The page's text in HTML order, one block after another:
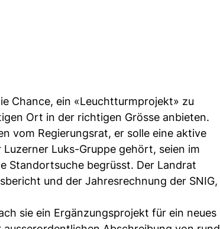
Chance, ein «Leuchtturmprojekt» zu
Ort in der richtigen Grösse anbieten.
vom Regierungsrat, er solle eine aktive
Luks-Gruppe gehört, seien im
Standortsuche begrüsst. Der Landrat
und der Jahresrechnung der SNIG,
sie ein Ergänzungsprojekt für ein neues